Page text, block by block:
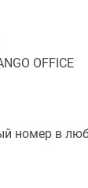
OFFICE
номер в